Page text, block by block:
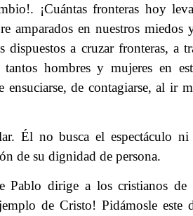
¡Cuántas fronteras hoy
amparados en nuestros miedos
dispuestos a cruzar fronteras, a
hombres y mujeres en
ensuciarse, de contagiarse, al ir
Él no busca el espectáculo
de su dignidad de persona.
Pablo dirige a los cristianos
de Cristo! Pidámosle